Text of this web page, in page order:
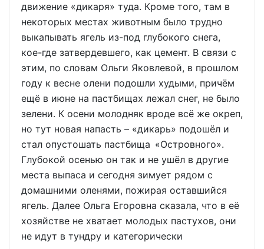
движение «дикаря» туда. Кроме того, там в
некоторых местах животным было трудно
выкапывать ягель из-под глубокого снега,
кое-где затвердевшего, как цемент. В связи с
этим, по словам Ольги Яковлевой, в прошлом
году к весне олени подошли худыми, причём
ещё в июне на пастбищах лежал снег, не было
зелени. К осени молодняк вроде всё же окреп,
но тут новая напасть – «дикарь» подошёл и
стал опустошать пастбища «Островного».
Глубокой осенью он так и не ушёл в другие
места выпаса и сегодня зимует рядом с
домашними оленями, пожирая оставшийся
ягель. Далее Ольга Егоровна сказала, что в её
хозяйстве не хватает молодых пастухов, они
не идут в тундру и категорически